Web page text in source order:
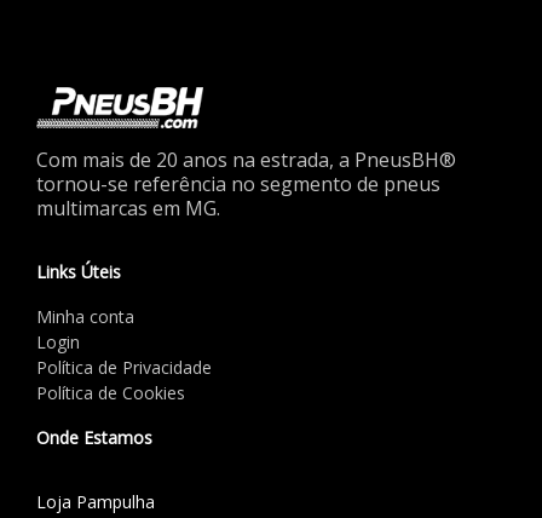
Com mais de 20 anos na estrada, a PneusBH®
tornou-se referência no segmento de pneus
multimarcas em MG.
Links Úteis
Minha conta
Login
Política de Privacidade
Política de Cookies
Onde Estamos
Loja Pampulha